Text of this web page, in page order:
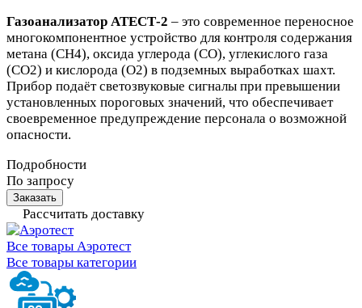
Газоанализатор АТЕСТ-2 – это современное переносное
многокомпонентное устройство для контроля содержания
метана (CH4), оксида углерода (CO), углекислого газа
(CO2) и кислорода (O2) в подземных выработках шахт.
Прибор подаёт светозвуковые сигналы при превышении
установленных пороговых значений, что обеспечивает
своевременное предупреждение персонала о возможной
опасности.
Подробности
По запросу
Заказать
Рассчитать доставку
Все товары Аэротест
Все товары категории